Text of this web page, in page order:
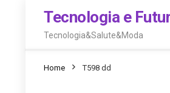
Tecnologia e
Tecnologia&Salute&Moda
Home T598 dd